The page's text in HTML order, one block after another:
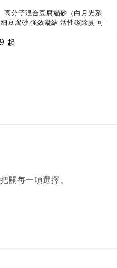
高分子混合豆腐貓砂（白月光系
豆腐砂 強效凝結 活性碳除臭 可
起
關每一項選擇。